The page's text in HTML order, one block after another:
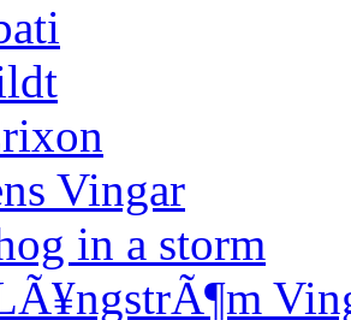
Vingar
in a storm